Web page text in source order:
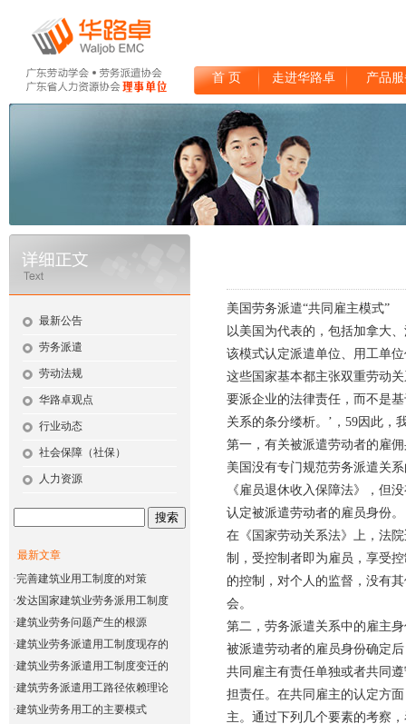
首 页 走进华路卓 产品
最新公告
劳务派遣
劳动法规
华路卓观点
行业动态
社会保障（社保）
人力资源
最新文章
·完善建筑业用工制度的对策
·发达国家建筑业劳务派用工制度
·建筑业劳务问题产生的根源
·建筑业劳务派遣用工制度现存的
·建筑业劳务派遣用工制度变迁的
·建筑劳务派遣用工路径依赖理论
·建筑业劳务用工的主要模式
美国 劳务派遣“共同雇主模式”
以美国为代表的，包括加拿大
该模式认定派遣单位、用工单
这些国家基本都主张双重劳动
要派企业的法律责任，而不是
关系的条分缕析。’，59因此，
第一，有关被派遣劳动者的雇
美国没有专门规范劳务派遣关
《雇员退休收入保障法》，但
认定被派遣劳动者的雇员身份。
在《国家劳动关系法》上，法
制，受控制者即为雇员，享受
的控制，对个人的监督，没有
会。
第二，劳务派遣关系中的雇主
被派遣劳动者的雇员身份确定
共同雇主有责任单独或者共同
担责任。在共同雇主的认定方
主。通过下列几个要素的考察